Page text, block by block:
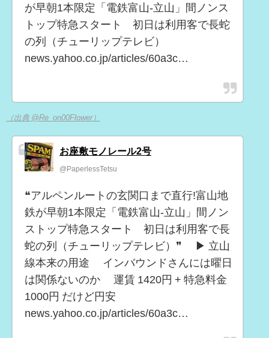
が早朝1本限定「電鉄富山-立山」間ノンス
トップ特急スタート 初日は利用客で長蛇
の列（チューリップテレビ）
news.yahoo.co.jp/articles/60a3c…
（出典 @Re_on00Flower）
お座敷モノレール2号
@PaperlessTetsu
❝アルペンルートの玄関口まで直行!富山地
鉄が早朝1本限定「電鉄富山-立山」間ノン
ストップ特急スタート 初日は利用客で長
蛇の列（チューリップテレビ）❞ ▶ 立山
線本来の用途 インバウンドさんには曜日
は関係ないのか 運賃 1420円 + 特急料金
1000円 だけど円安
news.yahoo.co.jp/articles/60a3c…